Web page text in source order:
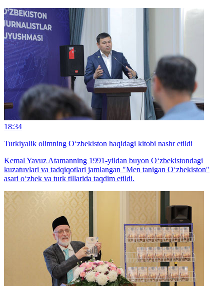
18:34
Turkiyalik olimning O‘zbekiston haqidagi kitobi nashr etildi
Kemal Yavuz Atamanning 1991-yildan buyon O‘zbekistondagi
kuzatuvlari va tadqiqotlari jamlangan "Men tanigan O‘zbekiston"
asari o‘zbek va turk tillarida taqdim etildi.